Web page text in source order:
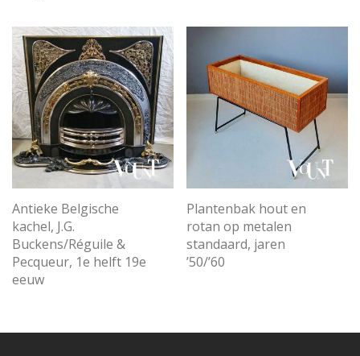
Antieke Belgische
kachel, J.G.
Buckens/Réguile &
Pecqueur, 1e helft 19e
eeuw
Plantenbak hout en
rotan op metalen
standaard, jaren
’50/’60